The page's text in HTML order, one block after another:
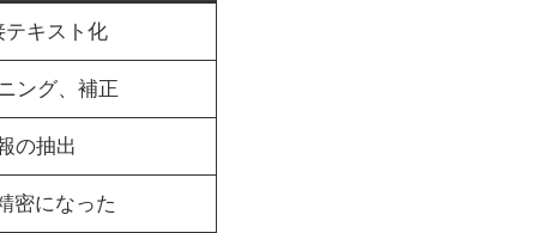
テキスト化
ング、補正
の抽出
密になった